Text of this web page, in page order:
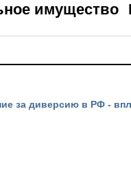
имущество
за диверсию в РФ -